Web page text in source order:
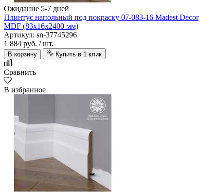
Ожидание 5-7 дней
Плинтус напольный под покраску 07-083-16 Madest Decor
MDF (83х16х2400 мм)
Артикул: sn-37745296
1 884 руб. / шт.
В корзину Купить в 1 клик
Сравнить
В избранное